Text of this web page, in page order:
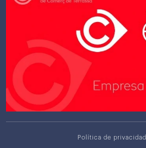
Política de privacidad